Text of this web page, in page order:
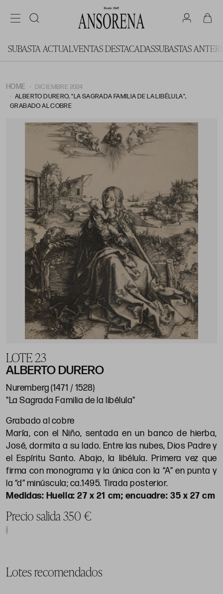
SUBASTA ACTUALVENTAS DESTACADASSUBASTAS
HOME
DICIEMBRE 2024
ALBERTO DURERO, "LA SAGRADA FAMILIA DE LA LIBÉLULA",
GRABADO AL COBRE
LOTE 23
ALBERTO DURERO
Nuremberg (1471 / 1528)
"La Sagrada Familia de la libélula"
Grabado al cobre
María, con el Niño, sentada en un banco de hierba,
José, dormita a su lado. Entre las nubes, Dios Padre y
el Espíritu Santo. Abajo, la libélula. Primera vez que
firma con monograma y la única con la “A” en punta y
la “d” minúscula; ca.1495. Tirada posterior.
Huella: 27 x 21 cm; encuadre: 35 x 27 cm
Precio salida 350 €
Lotes recomendados